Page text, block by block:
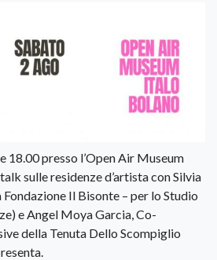
18.00 presso l’Open Air Museum
sulle residenze d’artista con Silvia
Il Bisonte – per lo Studio
e Angel Moya Garcia, Co-
della Tenuta Dello Scompiglio